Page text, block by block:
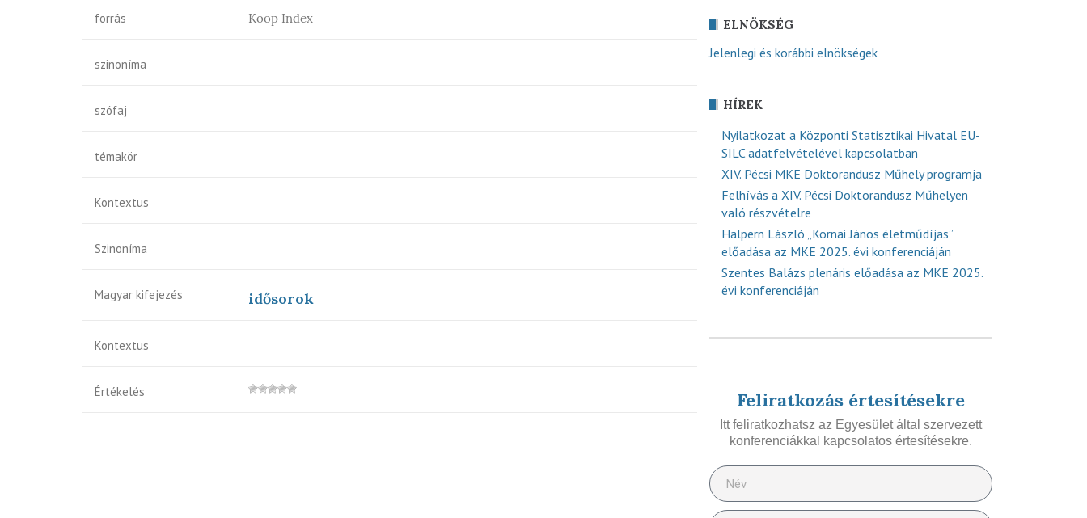
forrás Koop Index
szinoníma
szófaj
témakör
Kontextus
Szinoníma
Magyar kifejezés idősorok
Kontextus
Értékelés
ELNÖKSÉG
Jelenlegi és korábbi elnökségek
HÍREK
Nyilatkozat a Központi Statisztikai Hivatal EU-
SILC adatfelvételével kapcsolatban
XIV. Pécsi MKE Doktorandusz Műhely programja
Felhívás a XIV. Pécsi Doktorandusz Műhelyen
való részvételre
Halpern László „Kornai János életműdíjas”
előadása az MKE 2025. évi konferenciáján
Szentes Balázs plenáris előadása az MKE 2025.
évi konferenciáján
Feliratkozás értesítésekre
Itt feliratkozhatsz az Egyesület által szervezett
konferenciákkal kapcsolatos értesítésekre.